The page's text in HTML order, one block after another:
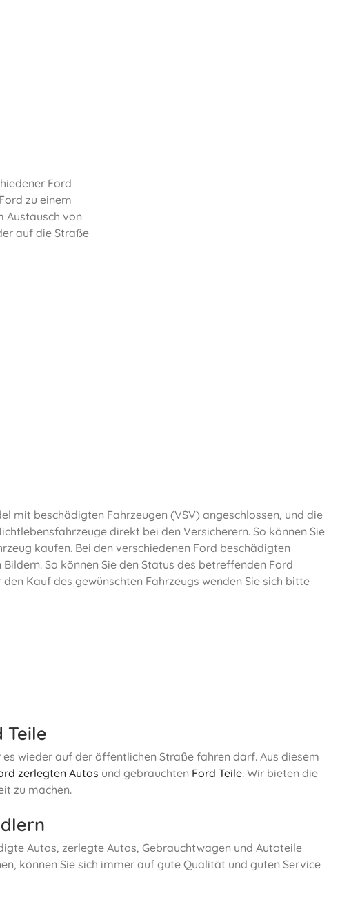
Ford
zu einem
Austausch von
auf die Straße
mit beschädigten Fahrzeugen (VSV) angeschlossen, und die
direkt bei den Versicherern. So können Sie
kaufen. Bei den verschiedenen Ford beschädigten
So können Sie den Status des betreffenden Ford
Kauf des gewünschten Fahrzeugs wenden Sie sich bitte
Teile
wieder auf der öffentlichen Straße fahren darf. Aus diesem
zerlegten Autos und gebrauchten Ford Teile. Wir bieten die
zu machen.
Autos, zerlegte Autos, Gebrauchtwagen und Autoteile
können Sie sich immer auf gute Qualität und guten Service